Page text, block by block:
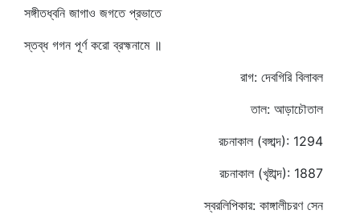
সঙ্গীতধ্বনি জাগাও জগতে প্রভাতে
স্তব্ধ গগন পূর্ণ করো ব্রহ্মনামে ॥
রাগ: দেবগিরি বিলাবল
তাল: আড়াচৌতাল
রচনাকাল (বঙ্গাব্দ): 1294
রচনাকাল (খৃষ্টাব্দ): 1887
স্বরলিপিকার: কাঙ্গালীচরণ সেন